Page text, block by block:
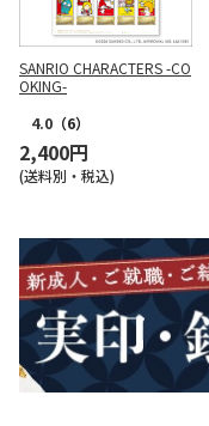
SANRIO CHARACTERS -CO
OKING-
4.0 （6）
2,400円
(送料別・税込)